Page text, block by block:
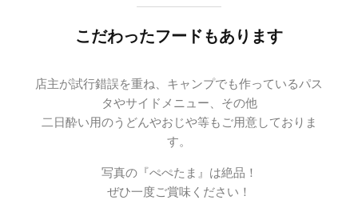
こだわったフードもあります
店主が試行錯誤を重ね、キャンプでも作っているパス
タやサイドメニュー、その他
二日酔い用のうどんやおじや等もご用意しておりま
す。
写真の『ぺぺたま』は絶品！
ぜひ一度ご賞味ください！